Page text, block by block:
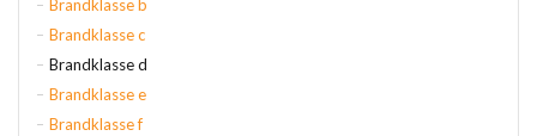
Brandklasse b
Brandklasse c
Brandklasse d
Brandklasse e
Brandklasse f